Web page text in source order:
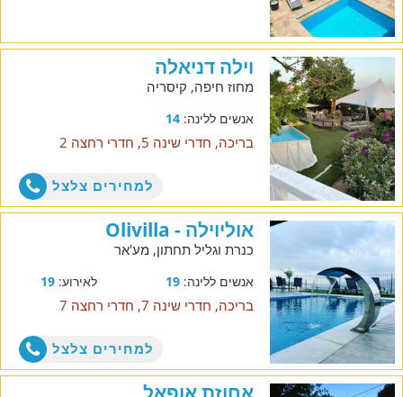
וילה דניאלה
מחוז חיפה, קיסריה
אנשים ללינה:14
בריכה, חדרי שינה 5, חדרי רחצה 2
למחירים צלצל
אוליוילה - Olivilla
כנרת וגליל תחתון, מע'אר
אנשים ללינה:19 לאירוע:19
בריכה, חדרי שינה 7, חדרי רחצה 7
למחירים צלצל